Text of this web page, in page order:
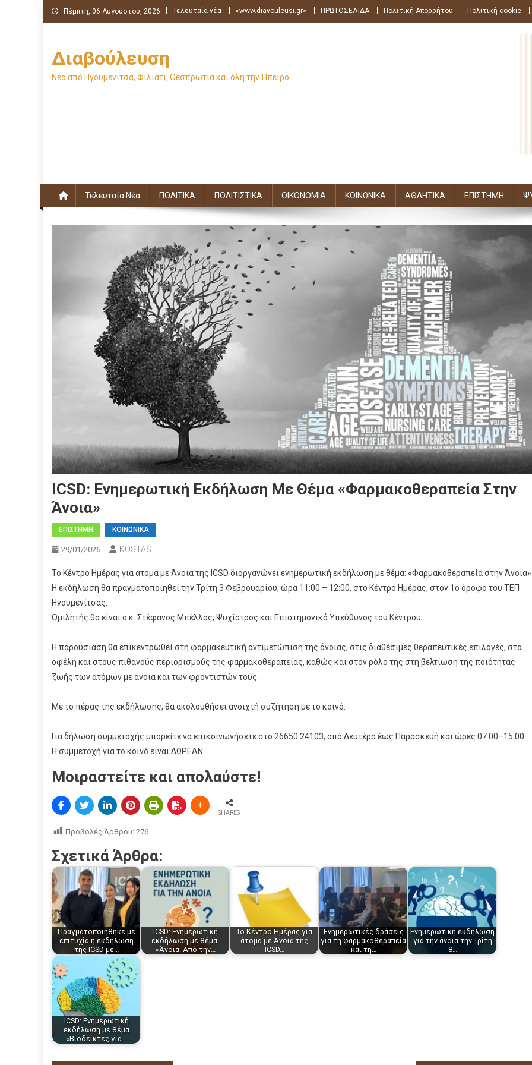
Μεταπηδήστε
στο
Πέμπτη, 06 Αυγούστου, 2026 Τελευταία νέα «www.diavouleusi.gr» ΠΡΩΤΟΣΕΛΙΔΑ Πολιτική Απορρήτου Πολιτική cookie
Διαβούλευση
Νέα από Ηγουμενίτσα, Φιλιάτι, Θεσπρωτία και όλη την Ήπειρο.
Τελευταία Νέα ΠΟΛΙΤΙΚΑ ΠΟΛΙΤΙΣΤΙΚΑ ΟΙΚΟΝΟΜΙΑ ΚΟΙΝΩΝΙΚΑ ΑΘΛΗΤΙΚΑ ΕΠΙΣΤΗΜΗ
ICSD: Eνημερωτική Εκδήλωση Με Θέμα «Φαρμακοθεραπεία Στην
Άνοια»
ΕΠΙΣΤΗΜΗ ΚΟΙΝΩΝΙΚΑ
29/01/2026 KOSTAS
Το Κέντρο Ημέρας για άτομα με Άνοια της ICSD διοργανώνει ενημερωτική εκδήλωση με θέμα: «Φαρμακοθεραπεία στην
Η εκδήλωση θα πραγματοποιηθεί την Τρίτη 3 Φεβρουαρίου, ώρα 11:00 – 12:00, στο Κέντρο Ημέρας, στον 1ο όροφο του ΤΕΠ
Ηγουμενίτσας.
Ομιλητής θα είναι ο κ. Στέφανος Μπέλλος, Ψυχίατρος και Επιστημονικά Υπεύθυνος του Κέντρου.
Η παρουσίαση θα επικεντρωθεί στη φαρμακευτική αντιμετώπιση της άνοιας, στις διαθέσιμες θεραπευτικές επιλογές, στα
οφέλη και στους πιθανούς περιορισμούς της φαρμακοθεραπείας, καθώς και στον ρόλο της στη βελτίωση της ποιότητας
ζωής των ατόμων με άνοια και των φροντιστών τους.
Με το πέρας της εκδήλωσης, θα ακολουθήσει ανοιχτή συζήτηση με το κοινό.
Για δήλωση συμμετοχής μπορείτε να επικοινωνήσετε στο 26650 24103, από Δευτέρα έως Παρασκευή και ώρες 07:00–15:00.
Η συμμετοχή για το κοινό είναι ΔΩΡΕΑΝ.
Μοιραστείτε και απολαύστε!
SHARES
Προβολές Άρθρου: 276
Σχετικά Άρθρα:
Πραγματοποιήθηκε με
επιτυχία η εκδήλωση
της ICSD με…
ICSD: Ενημερωτική
εκδήλωση με θέμα:
«Άνοια: Από την…
Το Κέντρο Ημέρας για
άτομα με Άνοια της
ICSD…
Ενημερωτικές δράσεις
για τη φαρμακοθεραπεία
και τη…
Ενημερωτική εκδήλωση
για την άνοια την Τρίτη
8…
ICSD: Ενημερωτική
εκδήλωση με θέμα
«Βιοδείκτες για…